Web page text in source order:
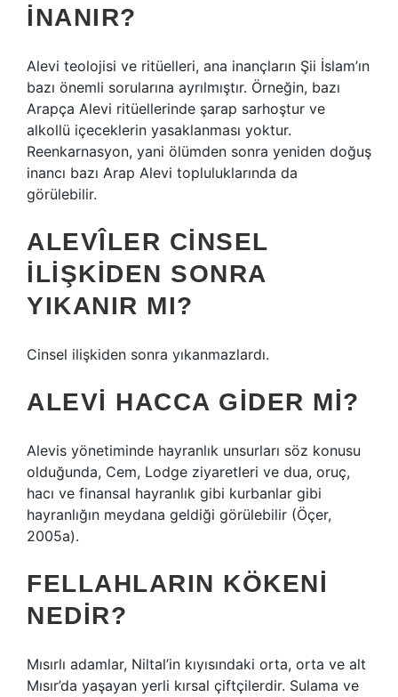
INANIR?
Alevi teolojisi ve ritüelleri, ana inançların Şii İslam’ın
bazı önemli sorularına ayrılmıştır. Örneğin, bazı
Arapça Alevi ritüellerinde şarap sarhoştur ve
alkollü içeceklerin yasaklanması yoktur.
Reenkarnasyon, yani ölümden sonra yeniden doğuş
inancı bazı Arap Alevi topluluklarında da
görülebilir.
ALEVÎLER CINSEL
ILIŞKIDEN SONRA
YIKANIR MI?
Cinsel ilişkiden sonra yıkanmazlardı.
ALEVI HACCA GIDER MI?
Alevis yönetiminde hayranlık unsurları söz konusu
olduğunda, Cem, Lodge ziyaretleri ve dua, oruç,
hacı ve finansal hayranlık gibi kurbanlar gibi
hayranlığın meydana geldiği görülebilir (Öçer,
2005a).
FELLAHLARIN KÖKENI
NEDIR?
Mısırlı adamlar, Niltal’in kıyısındaki orta, orta ve alt
Mısır’da yaşayan yerli kırsal çiftçilerdir. Sulama ve